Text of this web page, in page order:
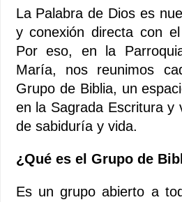
La Palabra de Dios es
y conexión directa con
Por eso, en la
María, nos reunimos
Grupo de Biblia, un
en la Sagrada Escritura y
de sabiduría y vida.
¿Qué es el Grupo de
Es un grupo abierto a